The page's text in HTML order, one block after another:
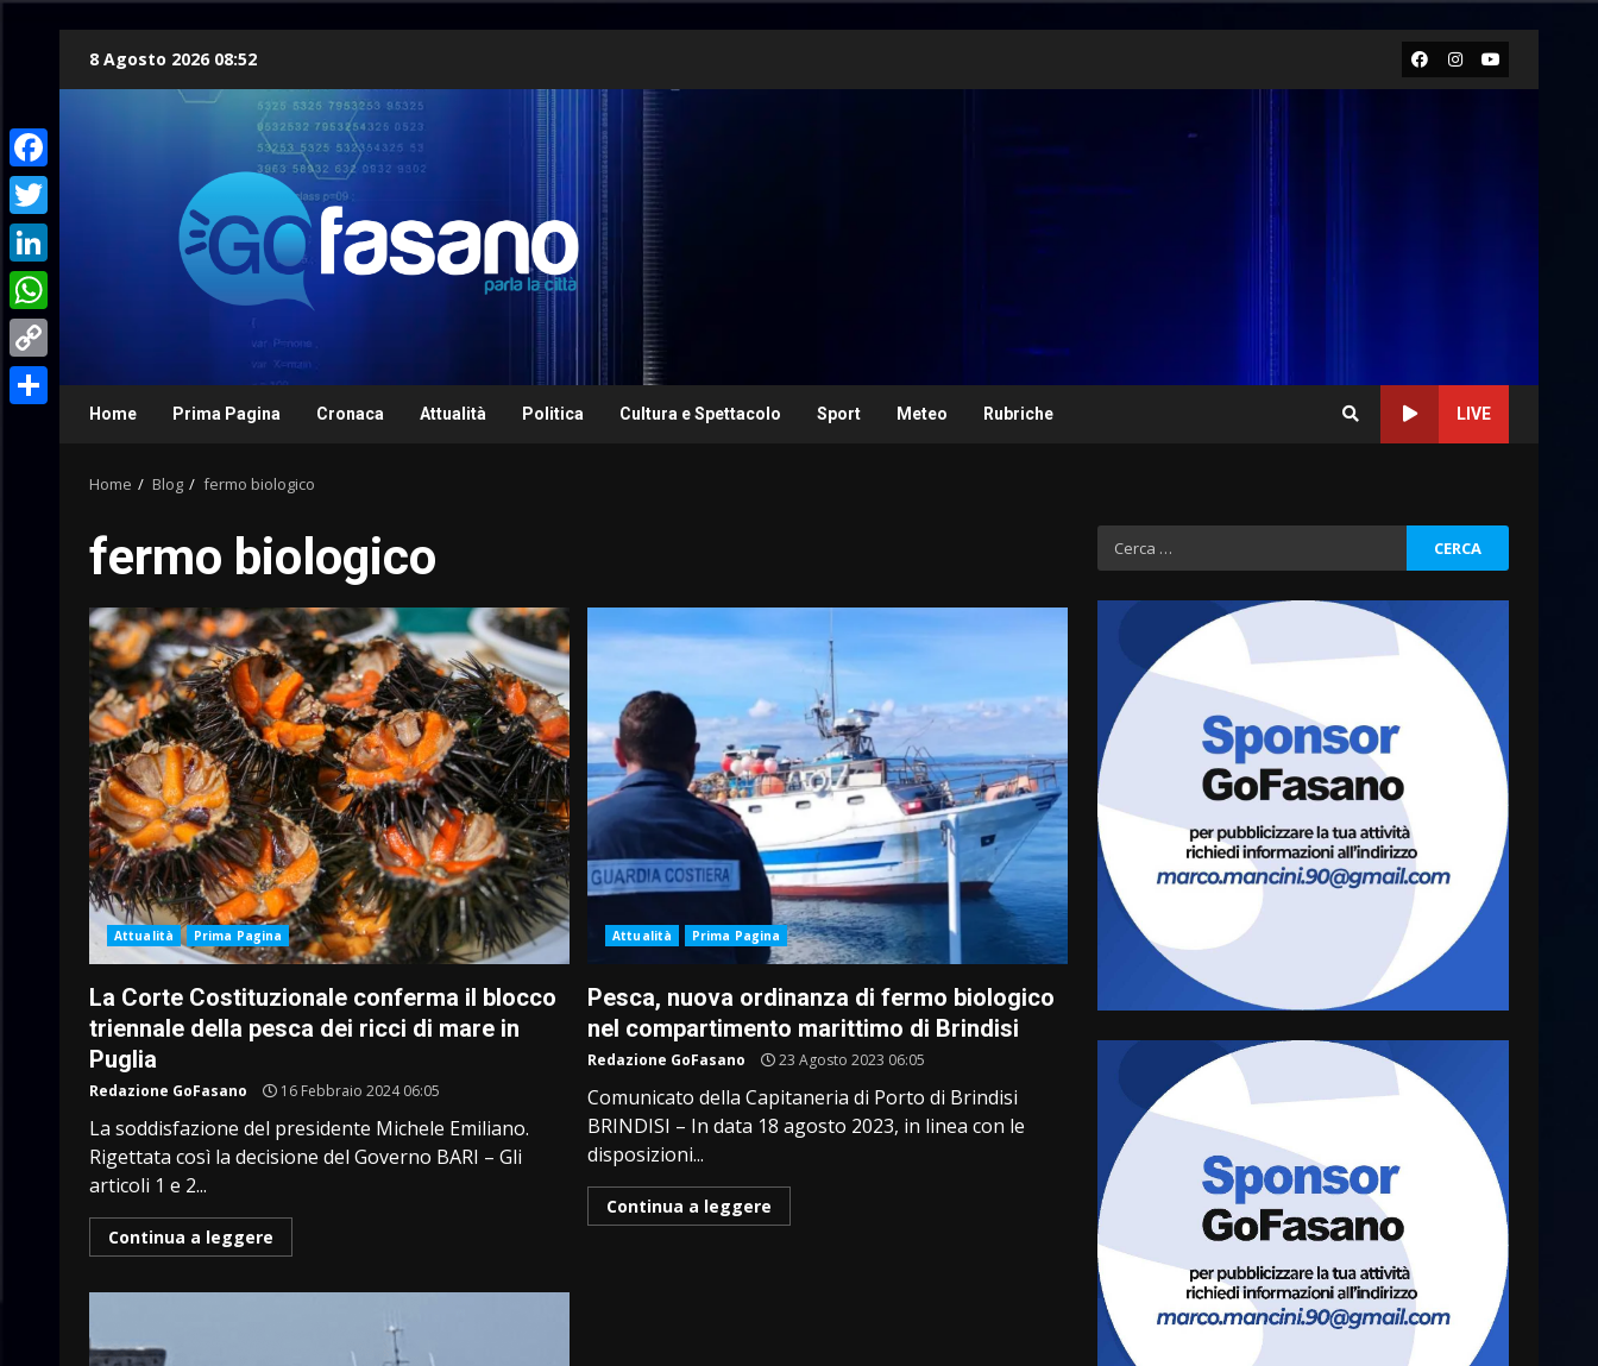
8 Agosto 2026 08:52 Facebook
Instagram
Youtube
Home Prima Pagina Cronaca Attualità Politica Cultura e Spettacolo Sport Meteo Rubriche LIVE
Home Blog fermo biologico
fermo biologico
Attualità Prima Pagina
La Corte Costituzionale conferma il blocco
triennale della pesca dei ricci di mare in
Puglia
Redazione GoFasano 16 Febbraio 2024 06:05
La soddisfazione del presidente Michele Emiliano.
Rigettata così la decisione del Governo BARI – Gli
articoli 1 e 2...
Continua a leggere
Attualità Prima Pagina
Pesca, nuova ordinanza di fermo biologico
nel compartimento marittimo di Brindisi
Redazione GoFasano 23 Agosto 2023 06:05
Comunicato della Capitaneria di Porto di Brindisi
BRINDISI – In data 18 agosto 2023, in linea con le
disposizioni...
Continua a leggere
Ricerca
per:
“I Contestatori: Musica di
appuntamento con “Fasano in
Banda”
7 Agosto 2026 06:05
4
US Fasano, Scianaro:
“Profonda amarezza per
esclusione dal campionato di
calcio”
7 Agosto 2026 06:00
5
Fasanese ferito a colpi di
arma da fuoco
Carta d’identità: continua il
straordinarie del Comune di
Fasano
6 Agosto 2026 14:16
7
Grazia Neglia, coordinatrice
cittadina di Fratelli d’Italia,
pronta a tornare in Consiglio
comunale
6 Agosto 2026 08:00
Facebook
Twitter
LinkedIn
WhatsApp
Copy